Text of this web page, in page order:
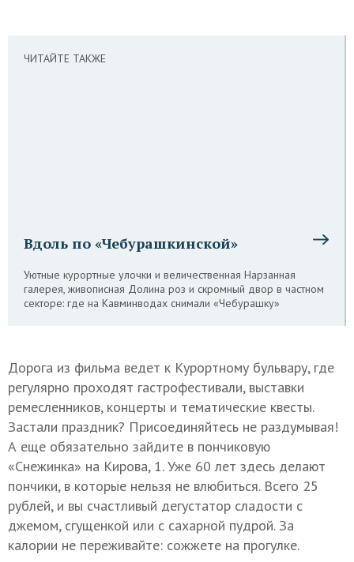
ЧИТАЙТЕ ТАКЖЕ
Вдоль по «Чебурашкинской»
Уютные курортные улочки и величественная Нарзанная
галерея, живописная Долина роз и скромный двор в частном
секторе: где на Кавминводах снимали «Чебурашку»
Дорога из фильма ведет к Курортному бульвару, где
регулярно проходят гастрофестивали, выставки
ремесленников, концерты и тематические квесты.
Застали праздник? Присоединяйтесь не раздумывая!
А еще обязательно зайдите в пончиковую
«Снежинка» на Кирова, 1. Уже 60 лет здесь делают
пончики, в которые нельзя не влюбиться. Всего 25
рублей, и вы счастливый дегустатор сладости с
джемом, сгущенкой или с сахарной пудрой. За
калории не переживайте: сожжете на прогулке.